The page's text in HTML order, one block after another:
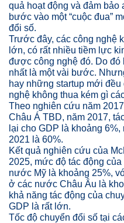
quả hoạt động và đảm
bước vào một “cuộc đua”
đổi số.
Trước đây, các công nghệ
lớn, có rất nhiều tiềm lực
được công nghệ đó. Do
nhất là một vài bước.
hay những startup mới
nghệ không thua kém gì
Theo nghiên cứu năm
Châu Á TBD, năm 2017,
lại cho GDP là khoảng
2021 là 60%.
Kết quả nghiên cứu của
2025, mức độ tác động
nước Mỹ là khoảng 25%,
ở các nước Châu Âu là
khả năng tác động của
GDP là rất lớn.
Tốc độ chuyển đổi số tại